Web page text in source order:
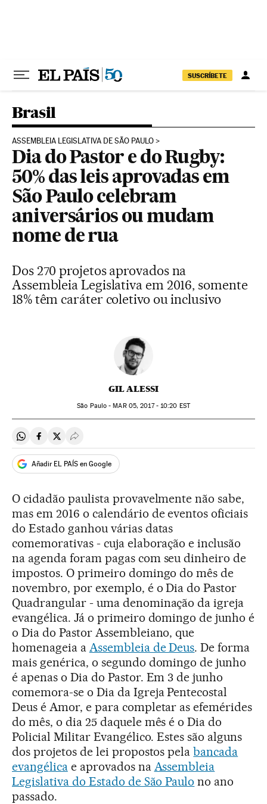
SUSCRÍBETE
Brasil
ASSEMBLEIA LEGISLATIVA DE SÃO PAULO
Dia do Pastor e do Rugby:
50% das leis aprovadas em
São Paulo celebram
aniversários ou mudam
nome de rua
Dos 270 projetos aprovados na
Assembleia Legislativa em 2016, somente
18% têm caráter coletivo ou inclusivo
GIL ALESSI
São Paulo -MAR05, 2017 - 10:20 EST
Compartir en Whatsapp
Compartir en Facebook
Compartir en Twitter
Desplegar Redes Sociales
Añadir EL PAÍS en Google
O cidadão paulista provavelmente não sabe,
mas em 2016 o calendário de eventos oficiais
do Estado ganhou várias datas
comemorativas - cuja elaboração e inclusão
na agenda foram pagas com seu dinheiro de
impostos. O primeiro domingo do mês de
novembro, por exemplo, é o Dia do Pastor
Quadrangular - uma denominação da igreja
evangélica. Já o primeiro domingo de junho é
o Dia do Pastor Assembleiano, que
homenageia a Assembleia de Deus. De forma
mais genérica, o segundo domingo de junho
é apenas o Dia do Pastor. Em 3 de junho
comemora-se o Dia da Igreja Pentecostal
Deus é Amor, e para completar as efemérides
do mês, o dia 25 daquele mês é o Dia do
Policial Militar Evangélico. Estes são alguns
dos projetos de lei propostos pelabancada
evangélicae aprovados na Assembleia
Legislativa do Estado de São Paulo no ano
passado.